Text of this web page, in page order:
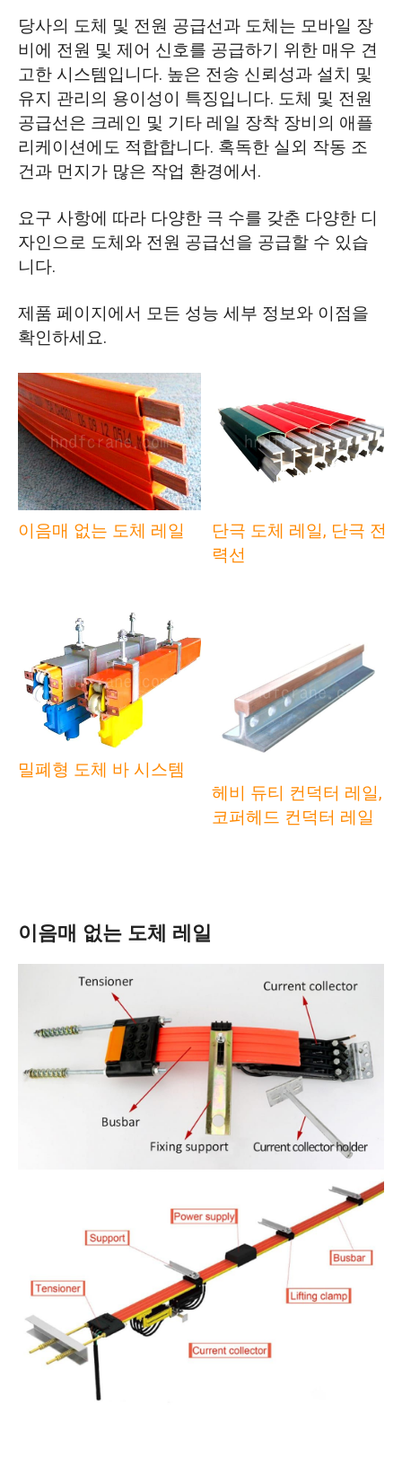
당사의 도체 및 전원 공급선과 도체는 모바일 장
비에 전원 및 제어 신호를 공급하기 위한 매우 견
고한 시스템입니다. 높은 전송 신뢰성과 설치 및
유지 관리의 용이성이 특징입니다. 도체 및 전원
공급선은 크레인 및 기타 레일 장착 장비의 애플
리케이션에도 적합합니다. 혹독한 실외 작동 조
건과 먼지가 많은 작업 환경에서.
요구 사항에 따라 다양한 극 수를 갖춘 다양한 디
자인으로 도체와 전원 공급선을 공급할 수 있습
니다.
제품 페이지에서 모든 성능 세부 정보와 이점을
확인하세요.
이음매 없는 도체 레일
단극 도체 레일, 단극 전
력선
밀폐형 도체 바 시스템
헤비 듀티 컨덕터 레일,
코퍼헤드 컨덕터 레일
이음매 없는 도체 레일